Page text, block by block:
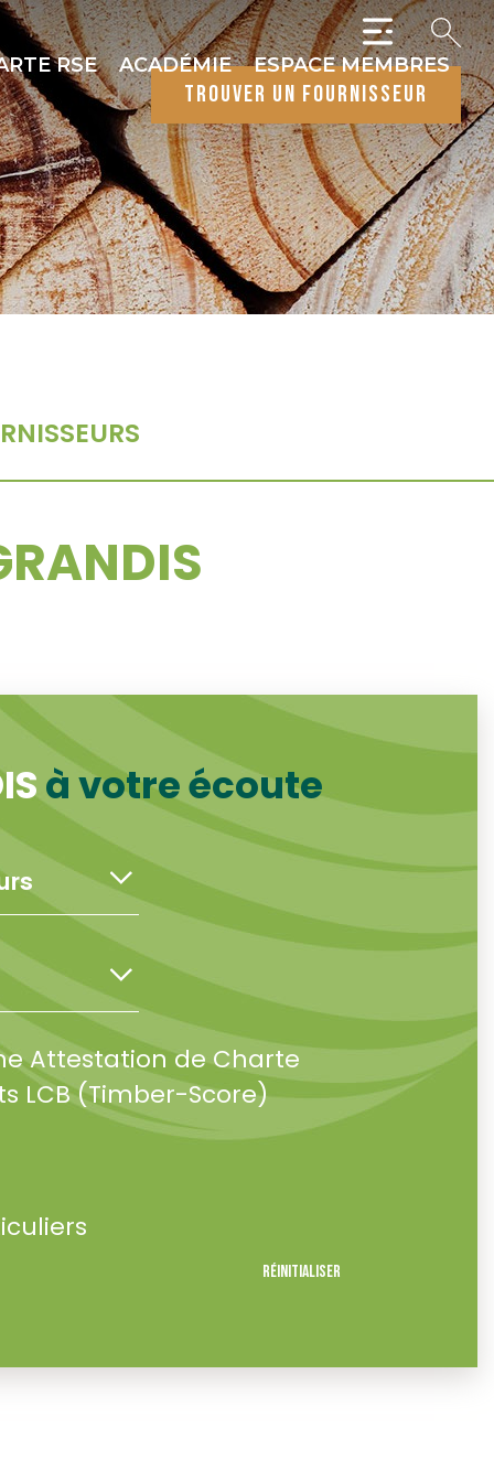
RSE ACADÉMIE ESPACE MEMBRES
trouver un fournisseur
à votre écoute
Attestation de Charte
LCB (Timber-Score)
Réinitialiser